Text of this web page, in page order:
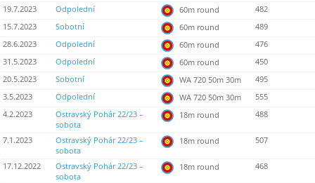
19.7.2023 Odpolední 60m round
482
15.7.2023
Sobotní 60m round
489
28.6.2023
Odpolední 60m round
476
31.5.2023
Odpolední 60m round
450
20.5.2023
Sobotní WA 720 50m 30m
495
3.5.2023
Odpolední WA 720 50m 30m
555
4.2.2023
Ostravský Pohár 22/23 –
sobota
18m round 488
7.1.2023
Ostravský Pohár 22/23 –
sobota
18m round 507
17.12.2022
Ostravský Pohár 22/23 –
sobota
18m round 468